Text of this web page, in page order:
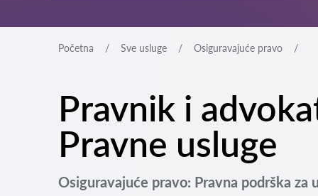
Početna Sve usluge Osiguravajuće pravo
Pravnik i
Pravne usluge
Osiguravajuće pravo: Pravna podrška